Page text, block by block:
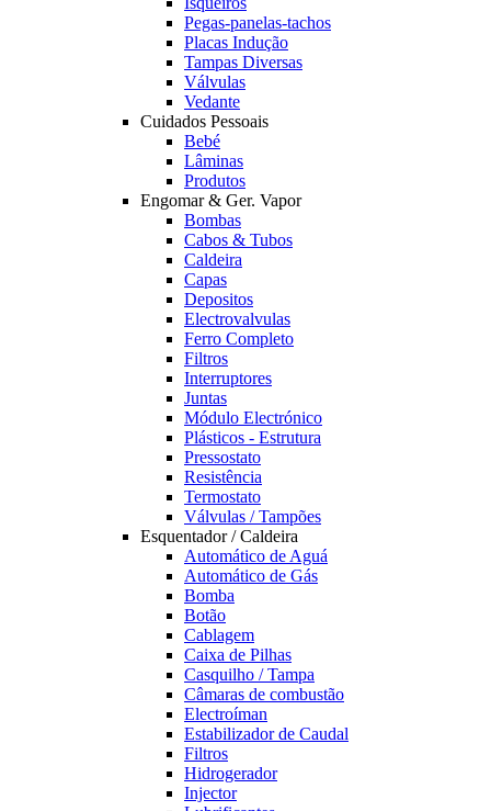
Pegas-panelas-tachos
Placas Indução
Tampas Diversas
Válvulas
Vedante
Cuidados Pessoais
Bebé
Lâminas
Produtos
Engomar & Ger. Vapor
Bombas
Cabos & Tubos
Caldeira
Capas
Depositos
Electrovalvulas
Ferro Completo
Filtros
Interruptores
Juntas
Módulo Electrónico
Plásticos - Estrutura
Pressostato
Resistência
Termostato
Válvulas / Tampões
Esquentador / Caldeira
Automático de Aguá
Automático de Gás
Bomba
Botão
Cablagem
Caixa de Pilhas
Casquilho / Tampa
Câmaras de combustão
Electroíman
Estabilizador de Caudal
Filtros
Hidrogerador
Injector